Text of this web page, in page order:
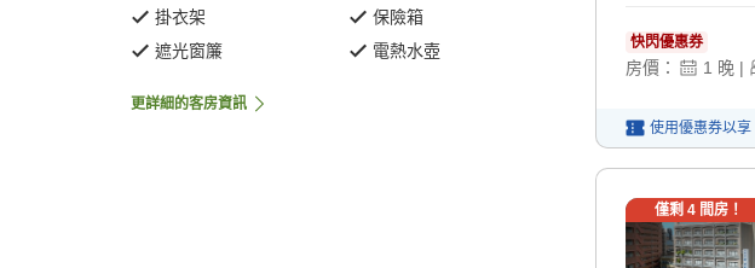
掛衣架
保險箱
遮光窗簾
電熱水壺
更詳細的客房資訊
快閃優惠券
房價： 1 晚 |
使用優惠券以享
僅剩 4間房！